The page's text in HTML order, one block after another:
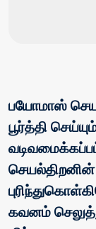
பயோமாஸ்
பூர்த்தி
கவனம்